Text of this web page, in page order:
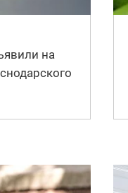
на